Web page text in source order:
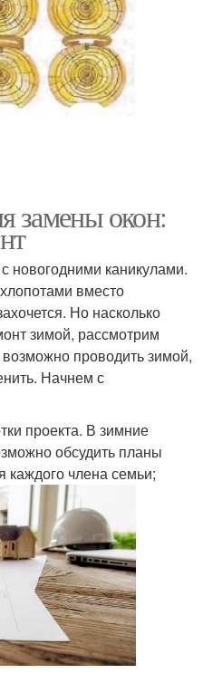
замены окон:
новогодними каникулами.
вместо
Но насколько
зимой, рассмотрим
проводить зимой,
Начнем с
проекта. В зимние
обсудить планы
каждого члена семьи;